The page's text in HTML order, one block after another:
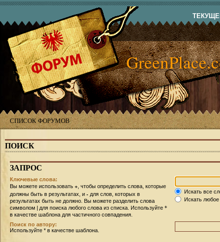
СПИСОК ФОРУМОВ
ПОИСК
ЗАПРОС
Ключевые слова:
Вы можете использовать + , чтобы определить слова, которые
должны быть в результатах, и - для слов, которых в
результатах быть не должно. Вы можете разделить слова
символом | для поиска любого слова из списка. Используйте *
в качестве шаблона для частичного совпадения.
Искать все
Искать
Поиск по автору:
Используйте * в качестве шаблона.